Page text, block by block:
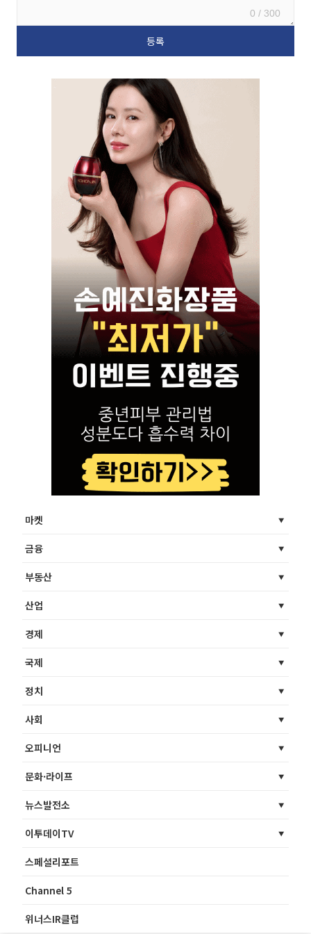
0 / 300
마켓
금융
부동산
산업
경제
국제
정치
사회
오피니언
문화·라이프
뉴스발전소
이투데이TV
스페셜리포트
Channel 5
위너스IR클럽